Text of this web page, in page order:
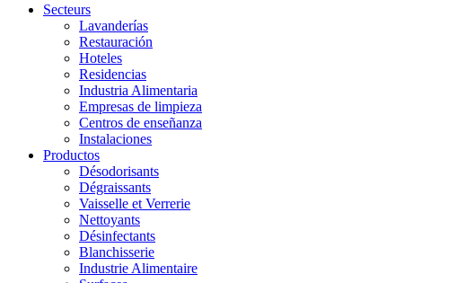
Secteurs
Lavanderías
Restauración
Hoteles
Residencias
Industria Alimentaria
Empresas de limpieza
Centros de enseñanza
Instalaciones
Productos
Désodorisants
Dégraissants
Vaisselle et Verrerie
Nettoyants
Désinfectants
Blanchisserie
Industrie Alimentaire